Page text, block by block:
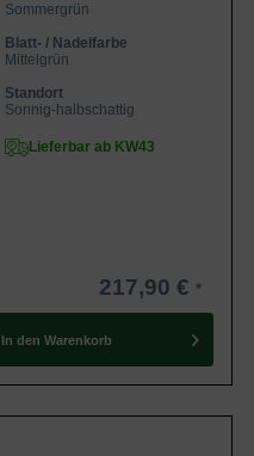
Sommergrün
Blatt- / Nadelfarbe
Mittelgrün
Standort
Sonnig-halbschattig
Lieferbar ab KW43
217,90 €
In den Warenkorb